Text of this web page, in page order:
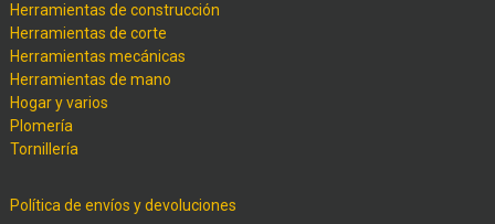
Herramientas de construcción
Herramientas de corte
Herramientas mecánicas
Herramientas de mano
Hogar y varios
Plomería
Tornillería
Política de envíos y devoluciones